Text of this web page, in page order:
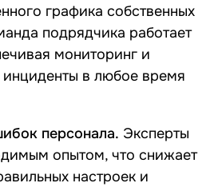
графика собственных
подрядчика работает
мониторинг и
инциденты в любое время
персонала. Эксперты
опытом, что снижает
настроек и